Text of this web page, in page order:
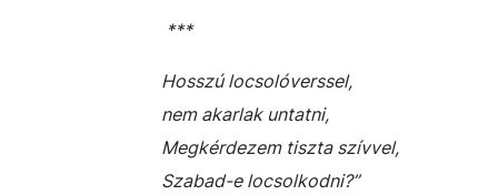
***
Hosszú locsolóverssel,
nem akarlak untatni,
Megkérdezem tiszta szívvel,
Szabad-e locsolkodni?”